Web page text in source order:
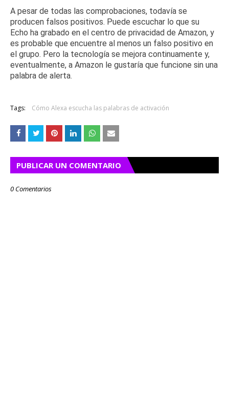
A pesar de todas las comprobaciones, todavía se
producen falsos positivos. Puede escuchar lo que su
Echo ha grabado en el centro de privacidad de Amazon, y
es probable que encuentre al menos un falso positivo en
el grupo. Pero la tecnología se mejora continuamente y,
eventualmente, a Amazon le gustaría que funcione sin una
palabra de alerta.
Tags: Cómo Alexa escucha las palabras de activación
PUBLICAR UN COMENTARIO
0 Comentarios